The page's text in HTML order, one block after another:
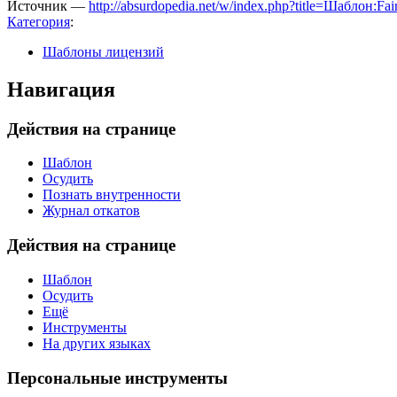
Источник — http://absurdopedia.net/w/
Категория:
Шаблоны лицензий
Навигация
Действия на странице
Шаблон
Осудить
Познать внутренности
Журнал откатов
Действия на странице
Шаблон
Осудить
Ещё
Инструменты
На других языках
Персональные инструменты